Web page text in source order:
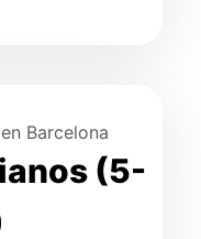
(5-